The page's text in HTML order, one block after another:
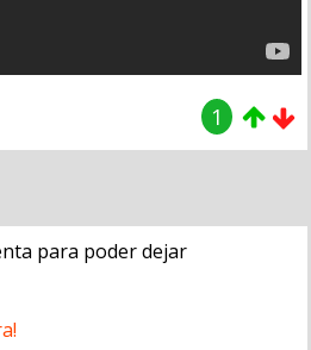
1
para poder dejar